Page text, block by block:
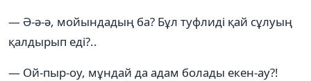
— Ә-ә-ә, мойындадың ба? Бұл туфлиді қай сұлуың
қалдырып еді?..
— Ой-пыр-оу, мұндай да адам болады екен-ау?!